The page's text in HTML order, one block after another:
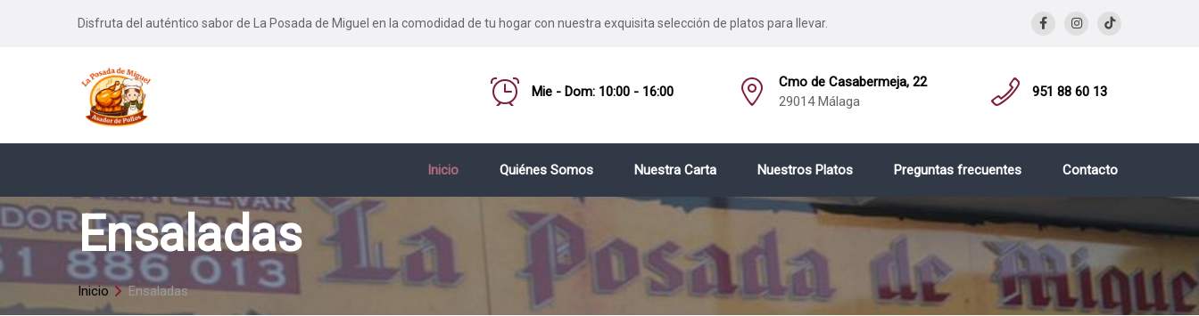
Disfruta del auténtico sabor de La Posada de Miguel en la comodidad de tu hogar con nuestra exquisita selección de platos para llevar.
Mie - Dom: 10:00 - 16:00
Cmo de Casabermeja, 22
29014 Málaga
951 88 60 13
Inicio Quiénes Somos Nuestra Carta Nuestros Platos Preguntas frecuentes Contacto
Ensaladas
Inicio Ensaladas